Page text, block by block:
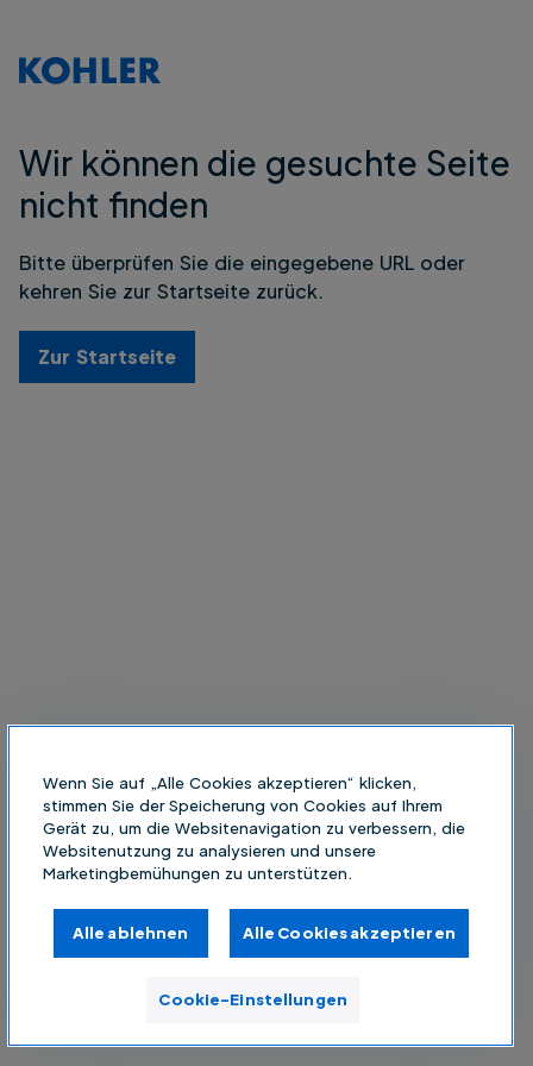
Wir können die gesuchte Seite
nicht finden
Bitte überprüfen Sie die eingegebene URL oder
kehren Sie zur Startseite zurück.
Zur Startseite
Wenn Sie auf „Alle Cookies akzeptieren“ klicken,
stimmen Sie der Speicherung von Cookies auf Ihrem
Gerät zu, um die Websitenavigation zu verbessern, die
Websitenutzung zu analysieren und unsere
Marketingbemühungen zu unterstützen.
Alle ablehnen Alle Cookies akzeptieren
Cookie-Einstellungen